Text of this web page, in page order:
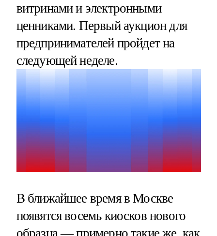
витринами и электронными
ценниками. Первый аукцион для
предпринимателей пройдет на
следующей неделе.
В ближайшее время в Москве
появятся восемь киосков нового
образца — примерно такие же, как